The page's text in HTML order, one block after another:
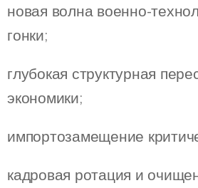
новая волна военно-
гонки;
глубокая структурная
экономики;
импортозамещение
кадровая ротация и